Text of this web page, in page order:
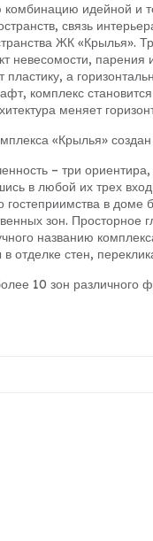
идейной и
связь
ЖК «Крылья».
парения
а
комплекс
меняет
«Крылья»
– три
в любой их трех
в
зон. Просторное
названию
отделке стен,
10 зон различного